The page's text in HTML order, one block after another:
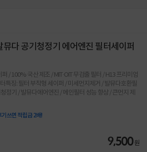
다 공기청정기 에어엔진 필터세이퍼
/ 100% 국산 제조 / MIT·OIT 무검출 필터 / H13 프리미엄
특징: 필터 부착형 세이퍼 / 미세먼지제거 / 발뮤다호환필
정기 / 발뮤다에어엔진 / 메인필터 성능 향상 / 큰먼지 제
기쓰면 적립금 2배!
9,500원